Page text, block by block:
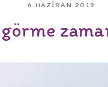
6 HAZIRAN 2019
görme